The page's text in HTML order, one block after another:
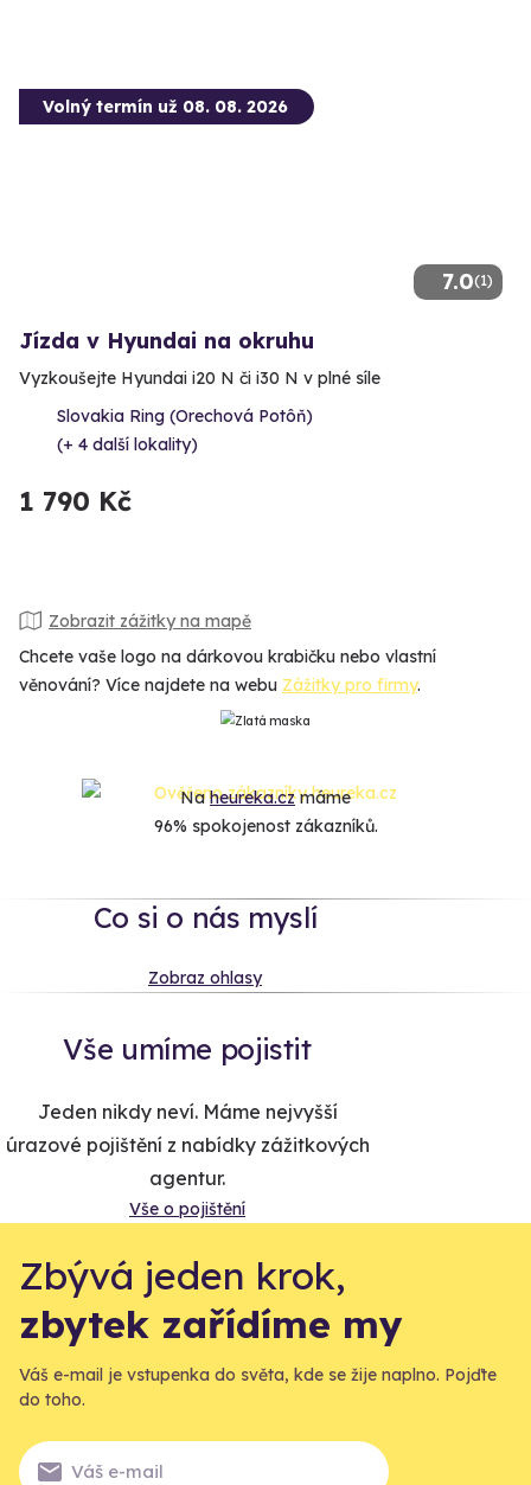
7.0(1)
Volný termín už 08. 08. 2026
Jízda v Hyundai na okruhu
Vyzkoušejte Hyundai i20 N či i30 N v plné síle
Slovakia Ring (Orechová Potôň)
(+ 4 další lokality)
1 790 Kč
Zobrazit zážitky na mapě
Chcete vaše logo na dárkovou krabičku nebo vlastní
věnování? Více najdete na webu Zážitky pro firmy.
Naheureka.czmáme
96% spokojenost zákazníků.
Co si o nás myslí
Zobraz ohlasy
Vše umíme pojistit
Jeden nikdy neví. Máme nejvyšší
úrazové pojištění z nabídky zážitkových
agentur.
Vše o pojištění
Zbývá jeden krok,
zbytek zařídíme my
Váš e-mail je vstupenka do světa, kde se žije naplno. Pojďte
do toho.